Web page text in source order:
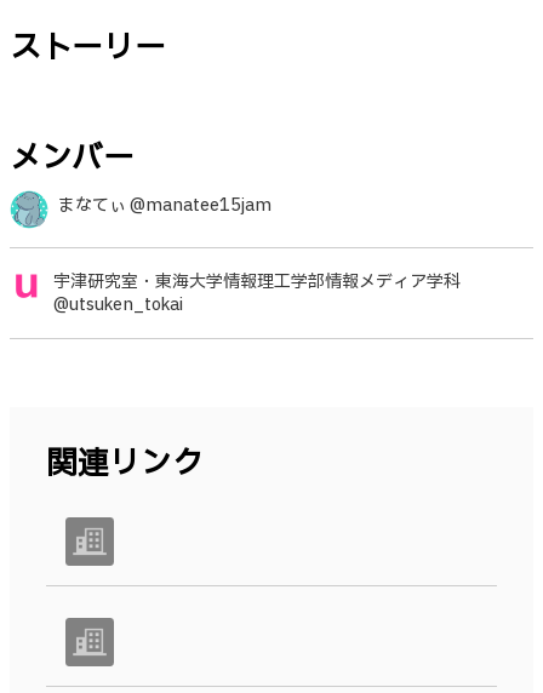
ストーリー
メンバー
まなてぃ @manatee15jam
宇津研究室・東海大学情報理工学部情報メディア学科
@utsuken_tokai
関連リンク